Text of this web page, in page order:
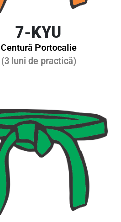
7-KYU
Centură Portocalie
(3 luni de practică)